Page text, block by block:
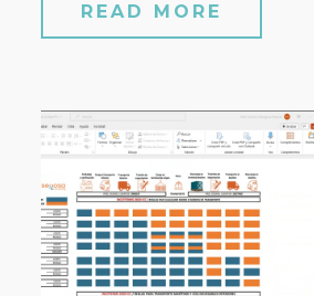
READ MORE